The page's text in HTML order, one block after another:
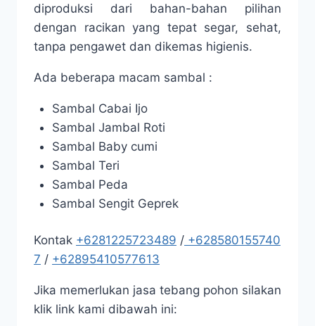
diproduksi dari bahan-bahan pilihan
dengan racikan yang tepat segar, sehat,
tanpa pengawet dan dikemas higienis.
Ada beberapa macam sambal :
Sambal Cabai Ijo
Sambal Jambal Roti
Sambal Baby cumi
Sambal Teri
Sambal Peda
Sambal Sengit Geprek
Kontak +6281225723489 / +628580155740
7 / +62895410577613
Jika memerlukan jasa tebang pohon silakan
klik link kami dibawah ini: